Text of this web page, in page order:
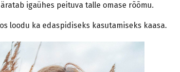
igaühes peituva talle omase rõõmu.
loodu ka edaspidiseks kasutamiseks kaasa.